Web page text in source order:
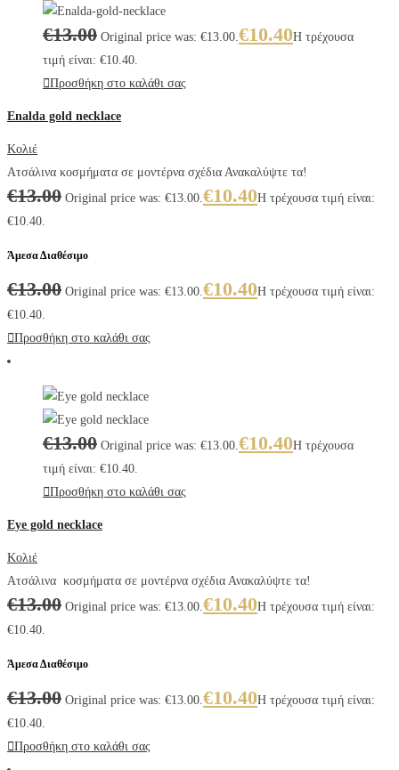
€13.00 Original price was: €13.00.€10.40Η τρέχουσα
τιμή είναι: €10.40.
Προσθήκη στο καλάθι σας
Enalda gold necklace
Κολιέ
Ατσάλινα κοσμήματα σε μοντέρνα σχέδια Ανακαλύψτε τα!
€13.00 Original price was: €13.00.€10.40Η τρέχουσα τιμή είναι:
€10.40.
Άμεσα Διαθέσιμο
€13.00 Original price was: €13.00.€10.40Η τρέχουσα τιμή είναι:
€10.40.
Προσθήκη στο καλάθι σας
€13.00 Original price was: €13.00.€10.40Η τρέχουσα
τιμή είναι: €10.40.
Προσθήκη στο καλάθι σας
Eye gold necklace
Κολιέ
Ατσάλινα κοσμήματα σε μοντέρνα σχέδια Ανακαλύψτε τα!
€13.00 Original price was: €13.00.€10.40Η τρέχουσα τιμή είναι:
€10.40.
Άμεσα Διαθέσιμο
€13.00 Original price was: €13.00.€10.40Η τρέχουσα τιμή είναι:
€10.40.
Προσθήκη στο καλάθι σας